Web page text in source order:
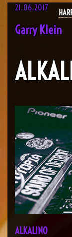
21.06.2017
Garry Klein
ALKALINO